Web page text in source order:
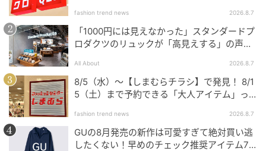
「スウェットワイドショーツ」は、表面は程良いしな
やかさとハリ感を兼ね備えたコットン素材、裏側は滑
りの良い素材を使用しているので穿きやすく、価格以
上に高見えするのが特徴。
やや長めのボクシーシルエットはボリューム感があ
り、ウエストはドローコード付きのゴム仕様となって
いるのでイージーに穿けるほか、バックポケットがデ
ザイン性と利便性を高めてくれるでしょう。
fashion trend news 2026.8.7
「1000円には見えなかった」スタンダードプ
ロダクツのリュックが「高見えする」の声。
All About 2026.8.7
8/5（水）〜【しまむらチラシ】で発見！ 8/1
5（土）まで予約できる「大人アイテム」っ
fashion trend news 2026.8.7
GUの8月発売の新作は可愛すぎて絶対買い逃
したくない！早めのチェック推奨アイテム7